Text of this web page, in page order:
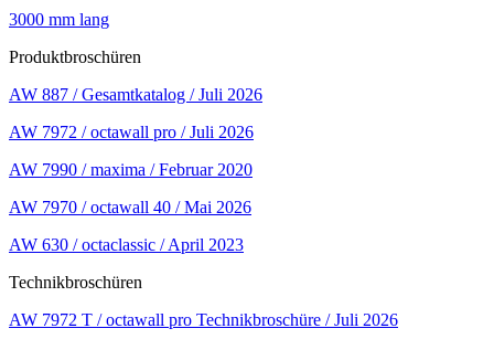
3000 mm lang
Produktbroschüren
AW 887 / Gesamtkatalog / Juli 2026
AW 7972 / octawall pro / Juli 2026
AW 7990 / maxima / Februar 2020
AW 7970 / octawall 40 / Mai 2026
AW 630 / octaclassic / April 2023
Technikbroschüren
AW 7972 T / octawall pro Technikbroschüre / Juli 2026